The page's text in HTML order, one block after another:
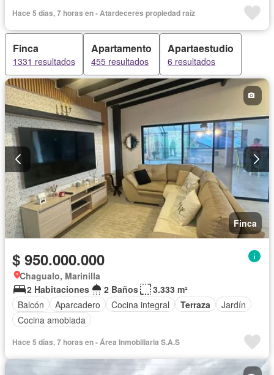
Hace 5 días, 7 horas en - Atardeceres propiedad raíz
Finca
1331 resultados
Apartamento
455 resultados
Apartaestudio
6 resultados
Finca
$ 950.000.000
Chagualo, Marinilla
2 Habitaciones
2 Baños
3.333 m²
Balcón
Aparcadero Cocina integral Terraza
Jardín
Cocina amoblada
Hace 5 días, 7 horas en - Área Inmobiliaria S.A.S